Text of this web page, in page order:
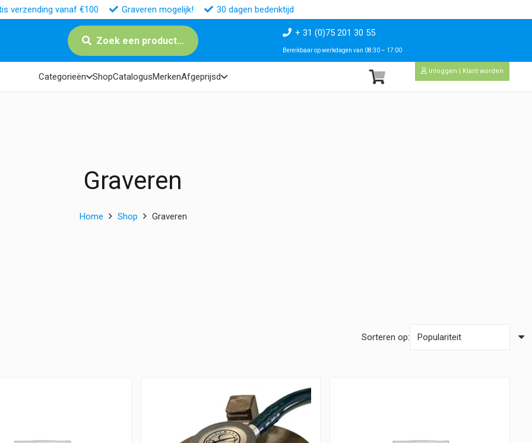
verzending vanaf €100 Graveren mogelijk! 30 dagen bedenktijd
Zoek een product…
+ 31 (0)75 201 30 55
Bereikbaar op werkdagen van 08:30 – 17:00
Categorieën ShopCatalogusMerkenAfgeprijsd
Inloggen | Klant worden
Graveren
Home Shop Graveren
Sorteren op: